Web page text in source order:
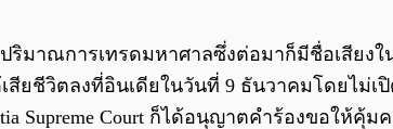
มาณการเทรดมหาศาลซึ่งต่อมาก็มีชื่อเสียง
ยชีวิตลงที่อินเดียในวันที่ 9 ธันวาคมโดยไม่เปิ
Supreme Court ก็ได้อนุญาตคำร้องขอให้คุ้